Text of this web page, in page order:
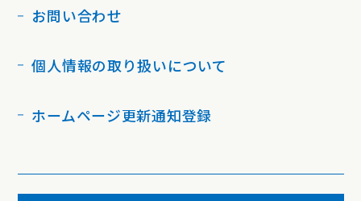
お問い合わせ
個人情報の取り扱いについて
ホームページ更新通知登録